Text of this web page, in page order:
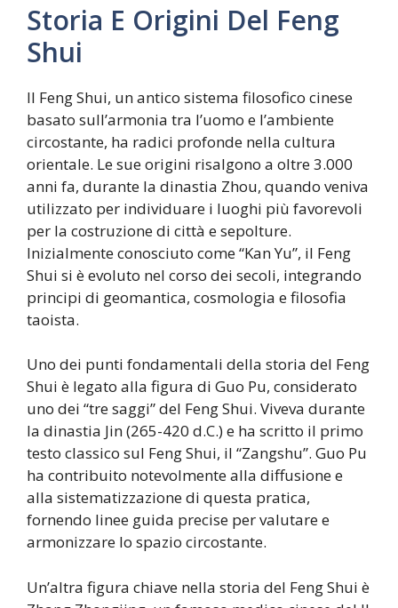
Storia E Origini Del Feng
Shui
Il Feng Shui, un antico sistema filosofico cinese
basato sull’armonia tra l’uomo e l’ambiente
circostante, ha radici profonde nella cultura
orientale. Le sue origini risalgono a oltre 3.000
anni fa, durante la dinastia Zhou, quando veniva
utilizzato per individuare i luoghi più favorevoli
per la costruzione di città e sepolture.
Inizialmente conosciuto come “Kan Yu”, il Feng
Shui si è evoluto nel corso dei secoli, integrando
principi di geomantica, cosmologia e filosofia
taoista.
Uno dei punti fondamentali della storia del Feng
Shui è legato alla figura di Guo Pu, considerato
uno dei “tre saggi” del Feng Shui. Viveva durante
la dinastia Jin (265-420 d.C.) e ha scritto il primo
testo classico sul Feng Shui, il “Zangshu”. Guo Pu
ha contribuito notevolmente alla diffusione e
alla sistematizzazione di questa pratica,
fornendo linee guida precise per valutare e
armonizzare lo spazio circostante.
Un’altra figura chiave nella storia del Feng Shui è